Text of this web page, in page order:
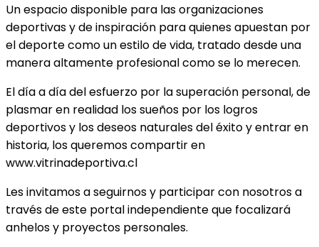
Un espacio disponible para las organizaciones
deportivas y de inspiración para quienes apuestan por
el deporte como un estilo de vida, tratado desde una
manera altamente profesional como se lo merecen.
El día a día del esfuerzo por la superación personal, de
plasmar en realidad los sueños por los logros
deportivos y los deseos naturales del éxito y entrar en
historia, los queremos compartir en
www.vitrinadeportiva.cl
Les invitamos a seguirnos y participar con nosotros a
través de este portal independiente que focalizará
anhelos y proyectos personales.